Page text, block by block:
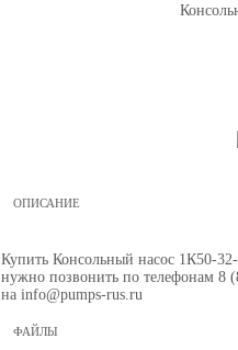
ОПИСАНИЕ
Купить Консольный насос 1К50-
нужно позвонить по телефонам 8
на info@pumps-rus.ru
ФАЙЛЫ